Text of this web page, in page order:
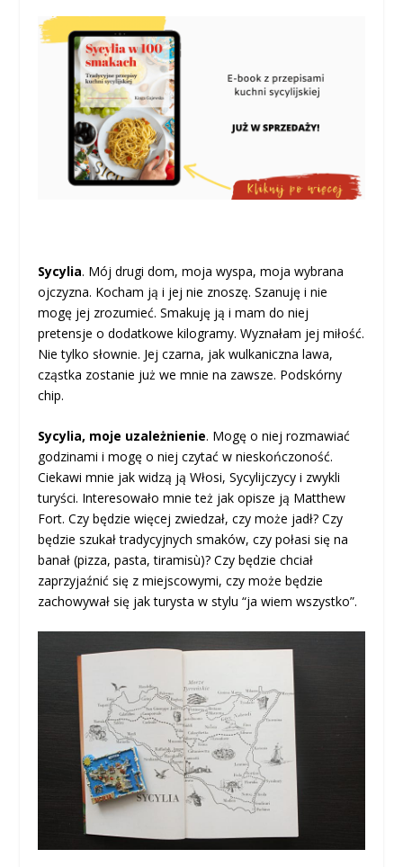
Sycylia. Mój drugi dom, moja wyspa, moja wybrana
ojczyzna. Kocham ją i jej nie znoszę. Szanuję i nie
mogę jej zrozumieć. Smakuję ją i mam do niej
pretensje o dodatkowe kilogramy. Wyznałam jej miłość.
Nie tylko słownie. Jej czarna, jak wulkaniczna lawa,
cząstka zostanie już we mnie na zawsze. Podskórny
chip.
Sycylia, moje uzależnienie. Mogę o niej rozmawiać
godzinami i mogę o niej czytać w nieskończoność.
Ciekawi mnie jak widzą ją Włosi, Sycylijczycy i zwykli
turyści. Interesowało mnie też jak opisze ją Matthew
Fort. Czy będzie więcej zwiedzał, czy może jadł? Czy
będzie szukał tradycyjnych smaków, czy połasi się na
banał (pizza, pasta, tiramisù)? Czy będzie chciał
zaprzyjaźnić się z miejscowymi, czy może będzie
zachowywał się jak turysta w stylu “ja wiem wszystko”.